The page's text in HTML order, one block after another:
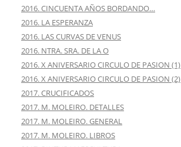
2016. CINCUENTA AÑOS BORDANDO…
2016. LA ESPERANZA
2016. LAS CURVAS DE VENUS
2016. NTRA. SRA. DE LA O
2016. X ANIVERSARIO CIRCULO DE PASION (1)
2016. X ANIVERSARIO CIRCULO DE PASION (2)
2017. CRUCIFICADOS
2017. M. MOLEIRO. DETALLES
2017. M. MOLEIRO. GENERAL
2017. M. MOLEIRO. LIBROS